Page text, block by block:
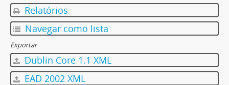
Relatórios
Navegar como lista
Exportar
Dublin Core 1.1 XML
EAD 2002 XML